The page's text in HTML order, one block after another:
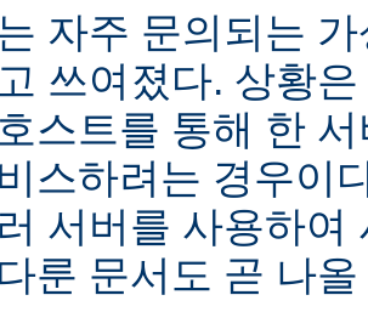
자주 문의되는
쓰여졌다. 상황은
스트를 통해 한
스하려는 경우이
서버를 사용하여
룬 문서도 곧 나